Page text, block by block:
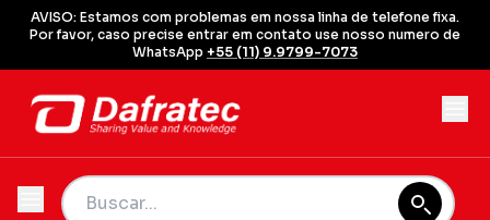
AVISO: Estamos com problemas em nossa linha de telefone fixa.
Por favor, caso precise entrar em contato use nosso numero de
WhatsApp +55 (11) 9.9799-7073